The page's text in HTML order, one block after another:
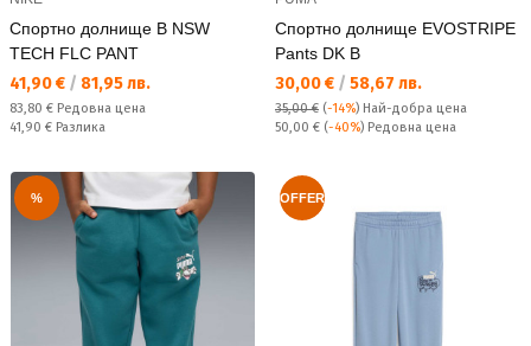
Спортно долнище B NSW
TECH FLC PANT
Текуща цена:
41,90 € / 81,95 лв.
Редовна цена:
83,80 € Редовна цена
Спестявате:
41,90 € Разлика
Спортно долнище EVOSTRIPE
Pants DK B
Текуща цена:
30,00 € / 58,67 лв.
35,00 € (-14%) Най-добра цена
Редовна цена:
50,00 € (-40%) Редовна цена
% OFFER